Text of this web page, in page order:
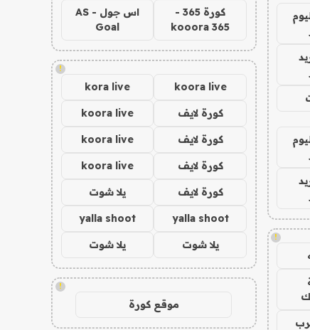
!
كورة 365 -
kooora 365
اس جول - AS
Goal
!
koora live
kora live
كورة لايف koora live
كورة لايف koora live
كورة لايف koora live
كورة لايف يلا شوت
yalla shoot
yalla shoot
يلا شوت يلا شوت
!
موقع كورة